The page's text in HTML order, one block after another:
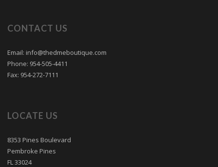
CONTACT US
Email: info@thedmeboutique.com
Phone: 954-505-4411
Fax: 954-272-7111
LOCATE US
8353 Pines Boulevard
Pembroke Pines
FL 33024